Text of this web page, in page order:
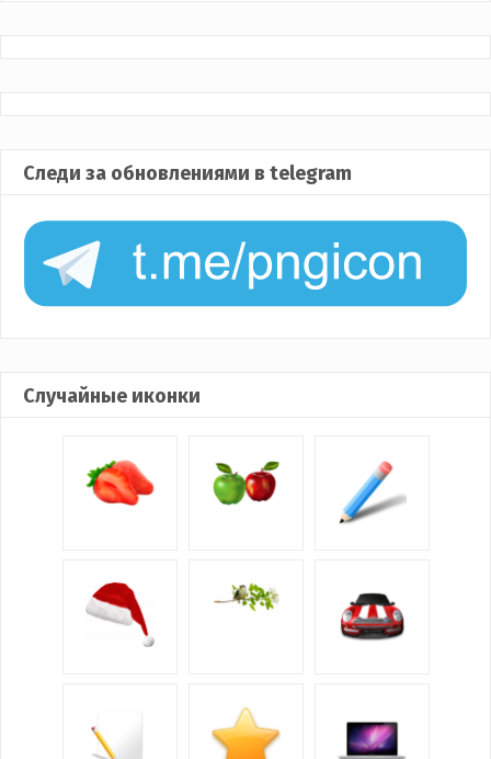
Следи за обновлениями в telegram
Случайные иконки